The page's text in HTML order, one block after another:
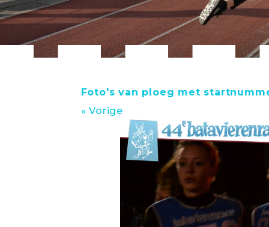
Foto's van ploeg met
« Vorige